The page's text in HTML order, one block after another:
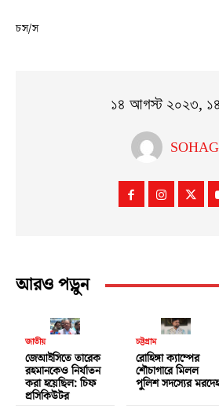
চস/স
১৪ আগস্ট ২০২৩,
SOHAG
আরও পড়ুন
জাতীয়
জেআইসিতে তারেক
রহমানকেও নির্যাতন
করা হয়েছিল: চিফ
প্রসিকিউটর
চট্টগ্রাম
রোহিঙ্গা ক্যাম্পের
শৌচাগারে মিলল
পুলিশ সদস্যের মরদেহ